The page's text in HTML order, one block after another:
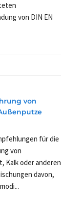
von DIN EN
von
für die
von
Kalk oder anderen
davon,